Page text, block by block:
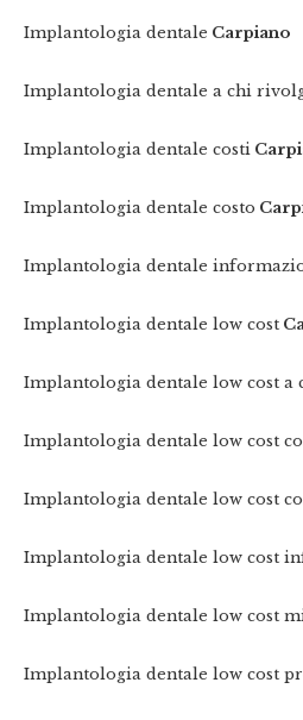
Implantologia dentale Carpiano
Implantologia dentale a chi
Implantologia dentale costi
Implantologia dentale costo
Implantologia dentale
Implantologia dentale low cost
Implantologia dentale low cost a
Implantologia dentale low cost
Implantologia dentale low cost
Implantologia dentale low cost
Implantologia dentale low cost
Implantologia dentale low cost